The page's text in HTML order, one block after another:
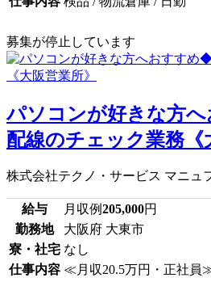
募集が停止しています
パソコンが好きな方
配線のチェック業務《
株式会社テクノ・サービス マニュ
給与 月収例205,000円
勤務地
大阪府 大東市
寮・社宅 なし
仕事内容 ≪月収20.5万円・正社員